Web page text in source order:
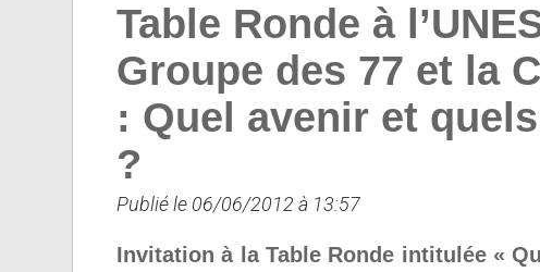
Table Ronde à
Groupe des 77 et la
: Quel avenir et
?
Publié le 06/06/2012 à 13:57
Invitation à la Table Ronde intitulée «